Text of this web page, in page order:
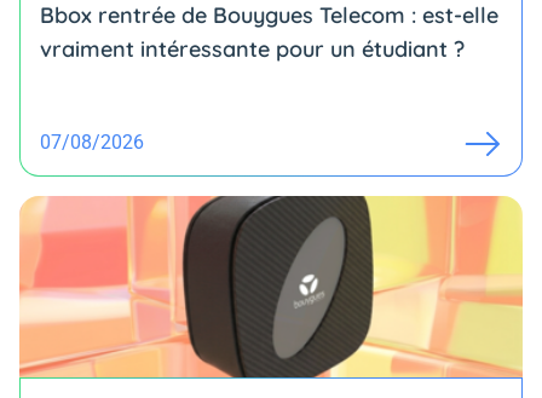
Bbox rentrée de Bouygues Telecom : est-elle
vraiment intéressante pour un étudiant ?
07/08/2026